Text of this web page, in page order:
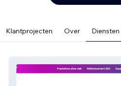
Klantprojecten Over